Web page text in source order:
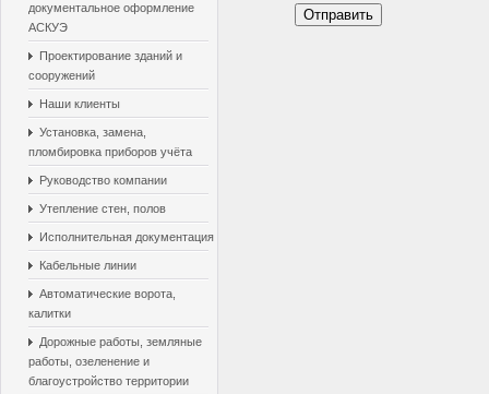
документальное оформление
АСКУЭ
Проектирование зданий и
сооружений
Наши клиенты
Установка, замена,
пломбировка приборов учёта
Руководство компании
Утепление стен, полов
Исполнительная документация
Кабельные линии
Автоматические ворота,
калитки
Дорожные работы, земляные
работы, озеленение и
благоустройство территории
Отправить